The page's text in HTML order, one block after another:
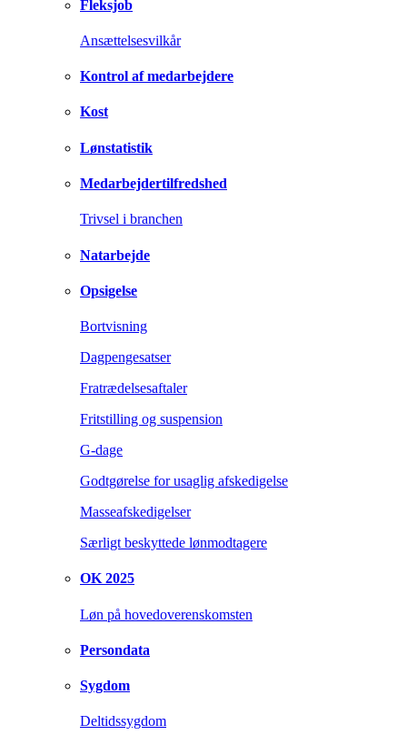
Fleksjob
Ansættelsesvilkår
Kontrol af medarbejdere
Kost
Lønstatistik
Medarbejdertilfredshed
Trivsel i branchen
Natarbejde
Opsigelse
Bortvisning
Dagpengesatser
Fratrædelsesaftaler
Fritstilling og suspension
G-dage
Godtgørelse for usaglig afskedigelse
Masseafskedigelser
Særligt beskyttede lønmodtagere
OK 2025
Løn på hovedoverenskomsten
Persondata
Sygdom
Deltidssygdom